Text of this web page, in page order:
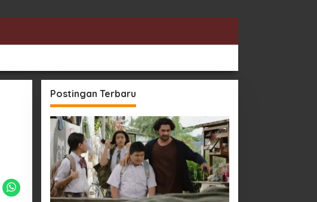
Postingan Terbaru